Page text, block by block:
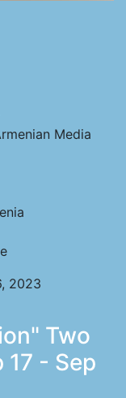
Media
2023
Two
17 - Sep